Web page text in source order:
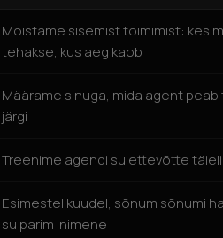
Mõistame sisemist toimimist: kes
tehakse, kus aeg kaob
Määrame sinuga, mida agent
järgi
Treenime agendi su ettevõtte
Esimestel kuudel, sõnum sõnumi
su parim inimene